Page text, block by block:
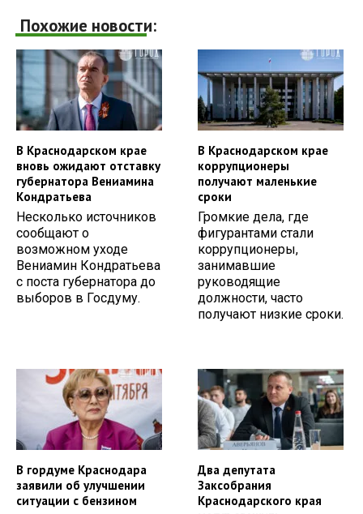
Похожие новости:
В Краснодарском крае
вновь ожидают отставку
губернатора Вениамина
Кондратьева
Несколько источников
сообщают о
возможном уходе
Вениамин Кондратьева
с поста губернатора до
выборов в Госдуму.
В Краснодарском крае
коррупционеры
получают маленькие
сроки
Громкие дела, где
фигурантами стали
коррупционеры,
занимавшие
руководящие
должности, часто
получают низкие сроки.
В гордуме Краснодара
заявили об улучшении
ситуации с бензином
Два депутата
Заксобрания
Краснодарского края